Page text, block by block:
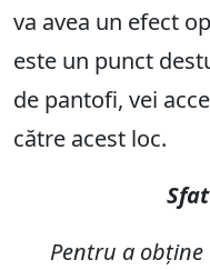
va avea un efect
este un punct
de pantofi, vei
către acest loc.
Pentru a